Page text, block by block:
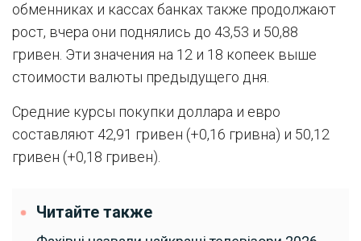
обменниках и кассах банках также продолжают
рост, вчера они поднялись до 43,53 и 50,88
гривен. Эти значения на 12 и 18 копеек выше
стоимости валюты предыдущего дня.
Средние курсы покупки доллара и евро
составляют 42,91 гривен (+0,16 гривна) и 50,12
гривен (+0,18 гривен).
Читайте также